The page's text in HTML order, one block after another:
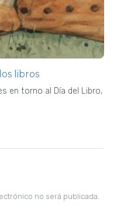
libros
en torno al Día del Libro,
no será publicada.